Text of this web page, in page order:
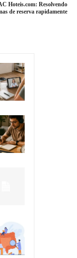
Hoteis.com: Resolvendo
de reserva rapidamente